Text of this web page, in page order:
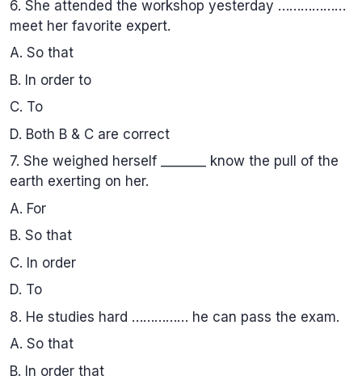
6. She attended the workshop yesterday ………………
meet her favorite expert.
A. So that
B. In order to
C. To
D. Both B & C are correct
7. She weighed herself _______ know the pull of the
earth exerting on her.
A. For
B. So that
C. In order
D. To
8. He studies hard …………… he can pass the exam.
A. So that
B. In order that